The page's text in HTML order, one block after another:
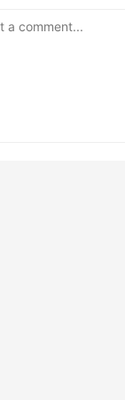
a comment...